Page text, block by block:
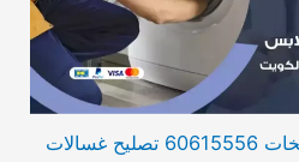
فني تصليح غسالات الصليبيخات 60615556 تصليح غسالات